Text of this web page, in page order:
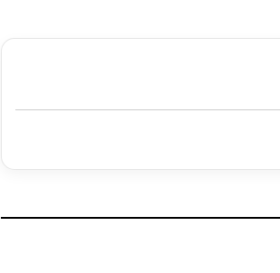
قیمت ها در بازار فارکس